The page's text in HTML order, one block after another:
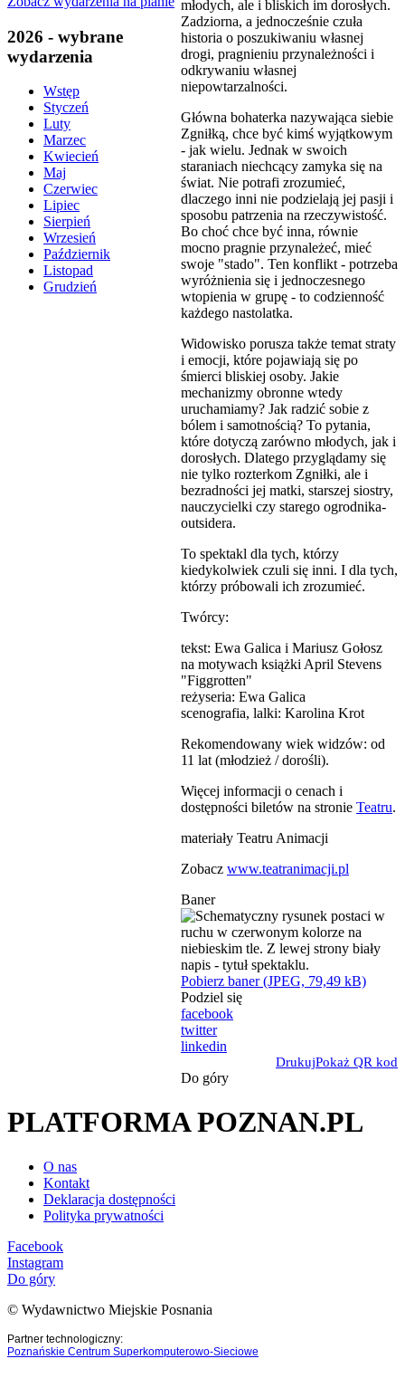
2026 - wybrane
wydarzenia
Wstęp
Styczeń
Luty
Marzec
Kwiecień
Maj
Czerwiec
Lipiec
Sierpień
Wrzesień
Październik
Listopad
Grudzień
młodych, ale i bliskich im dorosłych.
Zadziorna, a jednocześnie czuła
historia o poszukiwaniu własnej
drogi, pragnieniu przynależności i
odkrywaniu własnej
niepowtarzalności.
Główna bohaterka nazywająca siebie
Zgniłką, chce być kimś wyjątkowym
- jak wielu. Jednak w swoich
staraniach niechcący zamyka się na
świat. Nie potrafi zrozumieć,
dlaczego inni nie podzielają jej pasji i
sposobu patrzenia na rzeczywistość.
Bo choć chce być inna, równie
mocno pragnie przynależeć, mieć
swoje "stado". Ten konflikt - potrzeba
wyróżnienia się i jednoczesnego
wtopienia w grupę - to codzienność
każdego nastolatka.
Widowisko porusza także temat straty
i emocji, które pojawiają się po
śmierci bliskiej osoby. Jakie
mechanizmy obronne wtedy
uruchamiamy? Jak radzić sobie z
bólem i samotnością? To pytania,
które dotyczą zarówno młodych, jak i
dorosłych. Dlatego przyglądamy się
nie tylko rozterkom Zgniłki, ale i
bezradności jej matki, starszej siostry,
nauczycielki czy starego ogrodnika-
outsidera.
To spektakl dla tych, którzy
kiedykolwiek czuli się inni. I dla tych,
którzy próbowali ich zrozumieć.
Twórcy:
tekst: Ewa Galica i Mariusz Gołosz
na motywach książki April Stevens
"Figgrotten"
reżyseria: Ewa Galica
scenografia, lalki: Karolina Krot
Rekomendowany wiek widzów: od
11 lat (młodzież / dorośli).
Więcej informacji o cenach i
dostępności biletów na stronie Teatru.
materiały Teatru Animacji
Zobacz www.teatranimacji.pl
Baner
Pobierz baner (JPEG, 79,49 kB)
Podziel się
facebook
twitter
linkedin
DrukujPokaż QR kod
Do góry
PLATFORMA POZNAN.PL
O nas
Kontakt
Deklaracja dostępności
Polityka prywatności
Facebook
Instagram
Do góry
© Wydawnictwo Miejskie Posnania
Partner technologiczny:
Poznańskie Centrum Superkomputerowo-Sieciowe